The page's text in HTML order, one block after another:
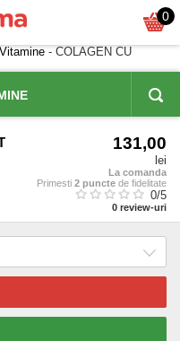
0
- COLAGEN CU
131,00
lei
La comanda
Primesti 2 puncte de fidelitate
0/5
0 review-uri